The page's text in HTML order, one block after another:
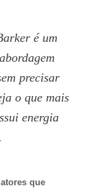
é um
precisar
o que mais
energia
que